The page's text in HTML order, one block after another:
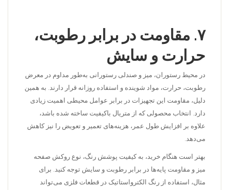
۷. مقاومت در برابر رطوبت،
حرارت و سایش
در محیط رستوران، میز و صندلی رستورانی به‌طور مداوم در معرض
رطوبت، حرارت، مواد شوینده و استفاده روزانه قرار دارند. به همین
دلیل، مقاومت این تجهیزات در برابر عوامل محیطی اهمیت زیادی
دارد. انتخاب محصولی که از متریال باکیفیت ساخته شده باشد،
علاوه بر افزایش طول عمر، هزینه‌های تعمیر و تعویض را نیز کاهش
می‌دهد.
بهتر است هنگام خرید، به کیفیت پوشش رنگ، نوع روکش صفحه
میز و مقاومت پایه‌ها در برابر رطوبت و سایش توجه کنید. برای
مثال، استفاده از رنگ الکترواستاتیک در قطعات فلزی می‌تواند